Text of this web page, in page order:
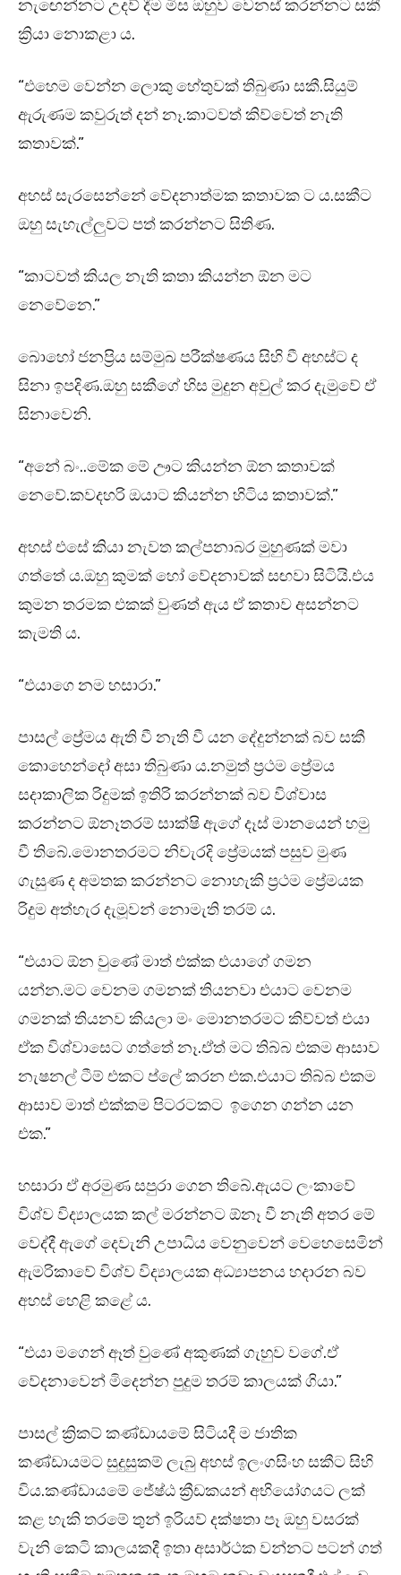
නැඟෙන්නට උදව් දීම මිස ඔහුව වෙනස් කරන්නට සකී
ක්‍රියා නොකළා ය.
“එහෙම වෙන්න ලොකු හේතුවක් තිබුණා සකී.සියුම්
ඇරුණම කවුරුත් දන් නෑ.කාටවත් කිව්වෙත් නැති
කතාවක්.”
අහස් සැරසෙන්නේ වේදනාත්මක කතාවක ට ය.සකීට
ඔහු සැහැල්ලුවට පත් කරන්නට සිතිණ.
“කාටවත් කියල නැති කතා කියන්න ඕන මට
නෙවේනෙ.”
බොහෝ ජනප්‍රිය සම්මුඛ පරීක්ෂණය සිහි වී අහස්ට ද
සිනා ඉපදිණ.ඔහු සකීගේ හිස මුදුන අවුල් කර දැමුවේ ඒ
සිනාවෙනි.
“අනේ බං..මේක මේ ඌට කියන්න ඕන කතාවක්
නෙවේ.කවදහරි ඔයාට කියන්න හිටිය කතාවක්.”
අහස් එසේ කියා නැවත කල්පනාබර මුහුණක් මවා
ගත්තේ ය.ඔහු කුමක් හෝ වේදනාවක් සඟවා සිටියි.එය
කුමන තරමක එකක් වුණත් ඇය ඒ කතාව අසන්නට
කැමති ය.
“එයාගෙ නම හසාරා.”
පාසල් ප්‍රේමය ඇති වී නැති වී යන දේදුන්නක් බව සකී
කොහෙන්දෝ අසා තිබුණා ය.නමුත් ප්‍රථම ප්‍රේමය
සදාකාලික රිදුමක් ඉතිරි කරන්නක් බව විශ්වාස
කරන්නට ඕනෑතරම් සාක්ෂි ඇගේ දෑස් මානයෙන් හමු
වී තිබේ.මොනතරමට නිවැරදි ප්‍රේමයක් පසුව මුණ
ගැසුණ ද අමතක කරන්නට නොහැකි ප්‍රථම ප්‍රේමයක
රිදුම අත්හැර දැමූවන් නොමැති තරම් ය.
“එයාට ඕන වුණේ මාත් එක්ක එයාගේ ගමන
යන්න.මට වෙනම ගමනක් තියනවා එයාට වෙනම
ගමනක් තියනව කියලා මං මොනතරමට කිව්වත් එයා
ඒක විශ්වාසෙට ගත්තේ නෑ.ඒත් මට තිබ්බ එකම ආසාව
නැෂනල් ටීම් එකට ප්ලේ කරන එක.එයාට තිබ්බ එකම
ආසාව මාත් එක්කම පිටරටකට ඉගෙන ගන්න යන
එක.”
හසාරා ඒ අරමුණ සපුරා ගෙන තිබේ.ඇයට ලංකාවේ
විශ්ව විද්‍යාලයක කල් මරන්නට ඕනෑ වී නැති අතර මේ
වෙද්දී ඇගේ දෙවැනි උපාධිය වෙනුවෙන් වෙහෙසෙමින්
ඇමරිකාවේ විශ්ව විද්‍යාලයක අධ්‍යාපනය හදාරන බව
අහස් හෙළි කළේ ය.
“එයා මගෙන් ඈත් වුණේ අකුණක් ගැහුව වගේ.ඒ
වේදනාවෙන් මිදෙන්න පුදුම තරම් කාලයක් ගියා.”
පාසල් ක්‍රිකට් කණ්ඩායමේ සිටියදී ම ජාතික
කණ්ඩායමට සුදුසුකම් ලැබු අහස් ඉලංගසිංහ සකීට සිහි
විය.කණ්ඩායමේ ජේෂ්ඨ ක්‍රීඩකයන් අභියෝගයට ලක්
කළ හැකි තරමේ තුන් ඉරියව් දක්ෂතා පෑ ඔහු වසරක්
වැනි කෙටි කාලයකදී ඉතා අසාර්ථක වන්නට පටන් ගත්